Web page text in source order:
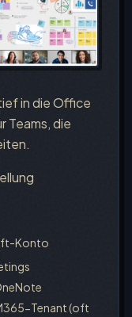
in die Office
Teams, die
Konto
Tenant (oft